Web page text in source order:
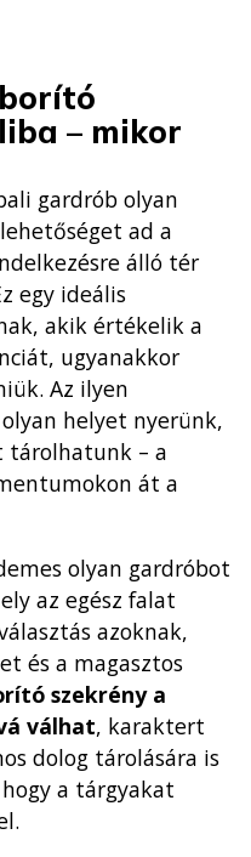
– mikor
gardrób olyan
ad a
álló tér
egy ideális
akik értékelik a
ugyanakkor
Az ilyen
helyet nyerünk,
tárolhatunk – a
át a
olyan gardróbot
az egész falat
azoknak,
és a magasztos
szekrény a
válhat, karaktert
dolog tárolására is
a tárgyakat